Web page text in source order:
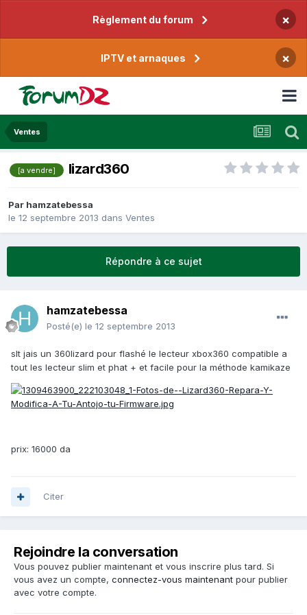
Règlement du forum ×
IPTV et arnaques ×
Ventes
[a vendre] lizard360
Par hamzatebessa
le 12 septembre 2013 dans Ventes
Répondre à ce sujet
hamzatebessa
Posté(e) le 12 septembre 2013
slt jais un 360lizard pour flashé le lecteur xbox360 compatible a
tout les lecteur slim et phat + et facile pour la méthode kamikaze
prix: 16000 da
Citer
Rejoindre la conversation
Vous pouvez publier maintenant et vous inscrire plus tard. Si
vous avez un compte, connectez-vous maintenant pour publier
avec votre compte.